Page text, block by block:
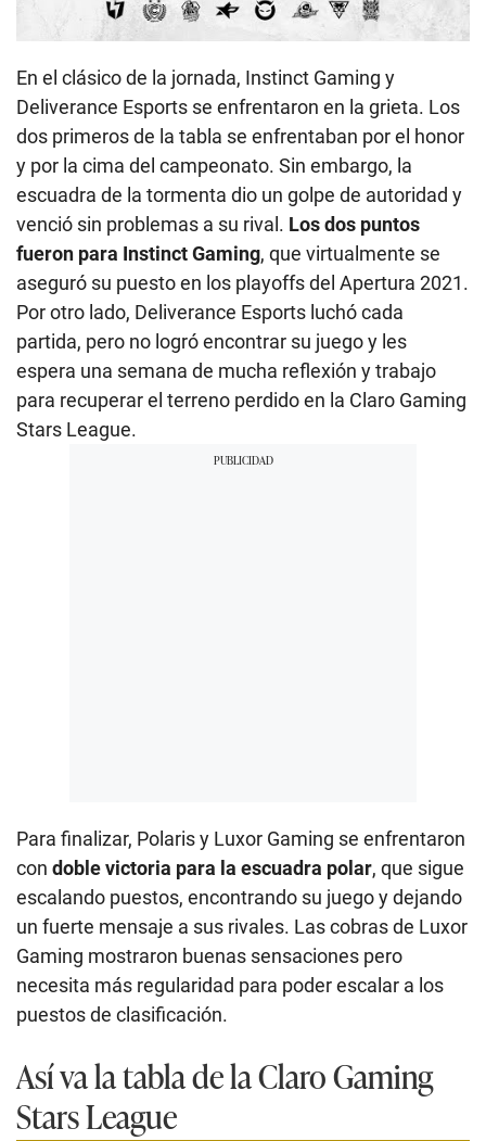
En el clásico de la jornada, Instinct Gaming y
Deliverance Esports se enfrentaron en la grieta. Los
dos primeros de la tabla se enfrentaban por el honor
y por la cima del campeonato. Sin embargo, la
escuadra de la tormenta dio un golpe de autoridad y
venció sin problemas a su rival. Los dos puntos
fueron para Instinct Gaming, que virtualmente se
aseguró su puesto en los playoffs del Apertura 2021.
Por otro lado, Deliverance Esports luchó cada
partida, pero no logró encontrar su juego y les
espera una semana de mucha reflexión y trabajo
para recuperar el terreno perdido en la Claro Gaming
Stars League.
Para finalizar, Polaris y Luxor Gaming se enfrentaron
con doble victoria para la escuadra polar, que sigue
escalando puestos, encontrando su juego y dejando
un fuerte mensaje a sus rivales. Las cobras de Luxor
Gaming mostraron buenas sensaciones pero
necesita más regularidad para poder escalar a los
puestos de clasificación.
Así va la tabla de la Claro Gaming
Stars League